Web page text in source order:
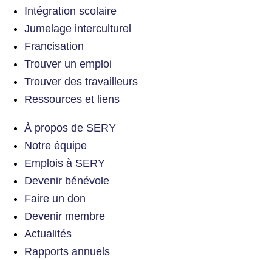
Intégration scolaire
Jumelage interculturel
Francisation
Trouver un emploi
Trouver des travailleurs
Ressources et liens
À propos de SERY
Notre équipe
Emplois à SERY
Devenir bénévole
Faire un don
Devenir membre
Actualités
Rapports annuels